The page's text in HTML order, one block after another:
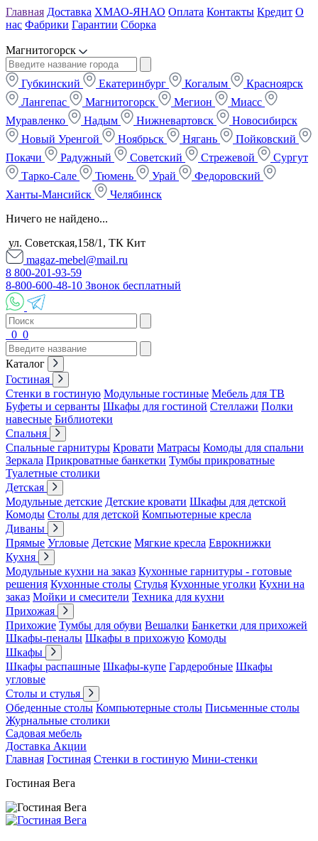
Главная Доставка ХМАО-ЯНАО Оплата Контакты Кредит О
нас Фабрики Гарантии Сборка
Магнитогорск
Губкинский Екатеринбург Когалым
Красноярск
Лангепас
Магнитогорск Мегион
Миасс
Муравленко
Надым Нижневартовск
Новосибирск
Новый Уренгой
Ноябрьск Нягань
Пойковский
Покачи
Радужный Советский Стрежевой
Сургут
Тарко-Сале
Тюмень Урай
Федоровский
Ханты-Мансийск
Челябинск
Ничего не найдено...
ул. Советская,158/1, ТК Кит
magaz-mebel@mail.ru
8 800-201-93-59
8-800-600-48-10 Звонок бесплатный
0 0
Каталог
Гостиная
Стенки в гостиную Модульные гостиные Мебель для ТВ
Буфеты и серванты Шкафы для гостиной Стеллажи Полки
навесные Библиотеки
Спальня
Спальные гарнитуры Кровати Матрасы Комоды для спальни
Зеркала Прикроватные банкетки Тумбы прикроватные
Туалетные столики
Детская
Модульные детские Детские кровати Шкафы для детской
Комоды Столы для детской Компьютерные кресла
Диваны
Прямые Угловые Детские Мягкие кресла Еврокнижки
Кухня
Модульные кухни на заказ Кухонные гарнитуры - готовые
решения Кухонные столы Стулья Кухонные уголки Кухни на
заказ Мойки и смесители Техника для кухни
Прихожая
Прихожие Тумбы для обуви Вешалки Банкетки для прихожей
Шкафы-пеналы Шкафы в прихожую Комоды
Шкафы
Шкафы распашные Шкафы-купе Гардеробные Шкафы
угловые
Столы и стулья
Обеденные столы Компьютерные столы Письменные столы
Журнальные столики
Садовая мебель
Доставка Акции
Главная Гостиная Стенки в гостиную Мини-стенки
Гостиная Вега